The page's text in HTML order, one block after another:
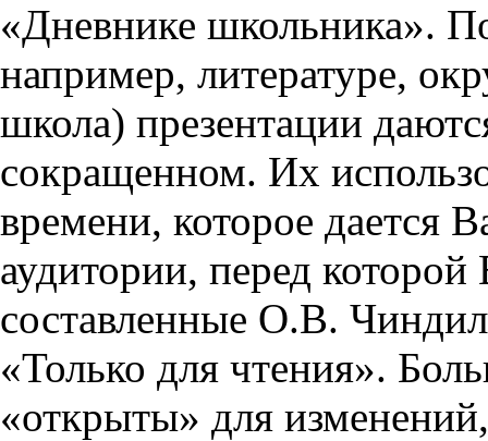
«Дневнике школьника».
например, литературе,
школа) презентации
сокращенном. Их
времени, которое дается
аудитории, перед
составленные О.В.
«Только для чтения».
«открыты» для